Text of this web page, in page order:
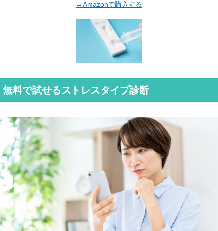
→Amazonで購入する
無料で試せるストレスタイプ診断